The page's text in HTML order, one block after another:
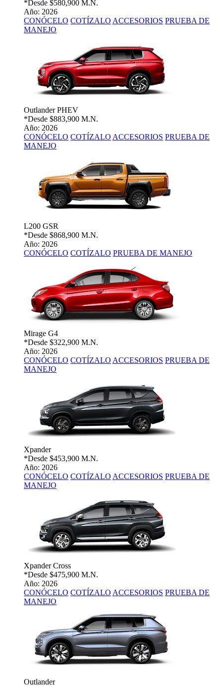
*Desde $580,900 M.N.
Año: 2026
CONÓCELO COTÍZALO ACCESORIOS PRUEBA DE
MANEJO
Outlander PHEV
*Desde $883,900 M.N.
Año: 2026
CONÓCELO COTÍZALO ACCESORIOS PRUEBA DE
MANEJO
L200 GSR
*Desde $868,900 M.N.
Año: 2026
CONÓCELO COTÍZALO PRUEBA DE MANEJO
Mirage G4
*Desde $322,900 M.N.
Año: 2026
CONÓCELO COTÍZALO ACCESORIOS PRUEBA DE
MANEJO
Xpander
*Desde $453,900 M.N.
Año: 2026
CONÓCELO COTÍZALO ACCESORIOS PRUEBA DE
MANEJO
Xpander Cross
*Desde $475,900 M.N.
Año: 2026
CONÓCELO COTÍZALO ACCESORIOS PRUEBA DE
MANEJO
Outlander